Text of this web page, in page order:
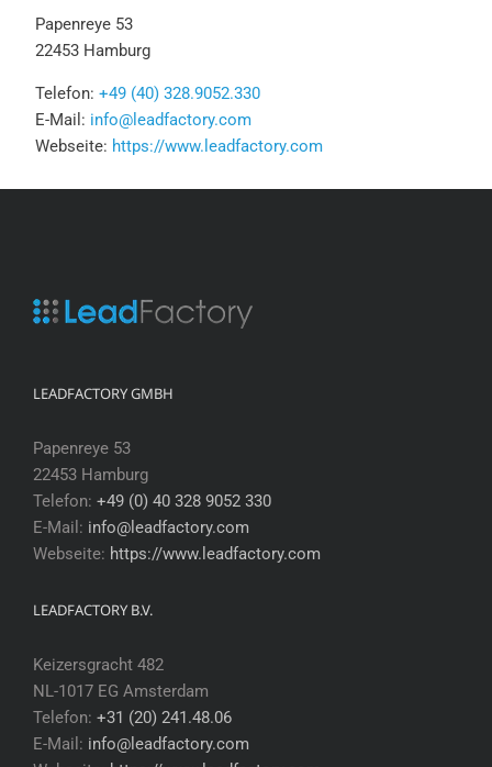
Papenreye 53
22453 Hamburg
Telefon: +49 (40) 328.9052.330
E-Mail: info@leadfactory.com
Webseite: https://www.leadfactory.com
LEADFACTORY GMBH
Papenreye 53
22453 Hamburg
Telefon: +49 (0) 40 328 9052 330
E-Mail: info@leadfactory.com
Webseite: https://www.leadfactory.com
LEADFACTORY B.V.
Keizersgracht 482
NL-1017 EG Amsterdam
Telefon: +31 (20) 241.48.06
E-Mail: info@leadfactory.com